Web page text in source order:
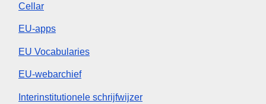
Cellar
EU-apps
EU Vocabularies
EU-webarchief
Interinstitutionele schrijfwijzer